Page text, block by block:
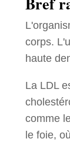
corps.
haute
La LDL
comme
le foie,